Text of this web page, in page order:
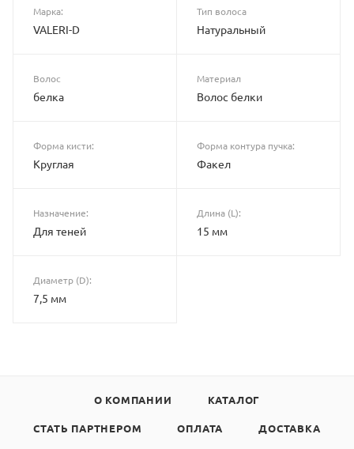
Марка:
VALERI-D
Тип волоса
Натуральный
Волос
белка
Материал
Волос белки
Форма кисти:
Круглая
Форма контура пучка:
Факел
Назначение:
Для теней
Длина (L):
15 мм
Диаметр (D):
7,5 мм
О КОМПАНИИ КАТАЛОГ
СТАТЬ ПАРТНЕРОМ ОПЛАТА ДОСТАВКА